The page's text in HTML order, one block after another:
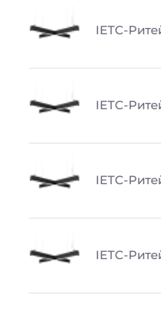
IETC-
IETC-
IETC-
IETC-